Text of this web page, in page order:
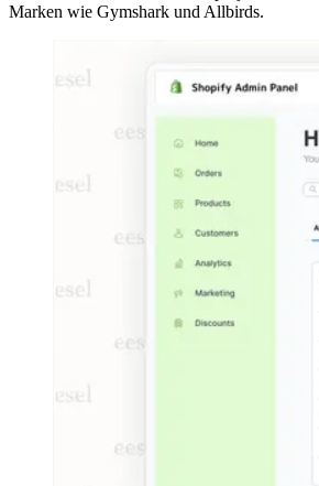
Marken wie Gymshark und Allbirds.